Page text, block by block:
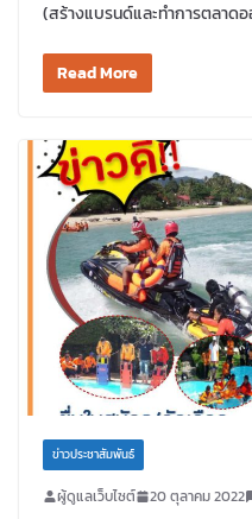
(สร้างแบรนด์และทำการตลาดอ
Read More
ข่าวประชาสัมพันธ์
ผู้ดูแลเว็บไซต์ 20 ตุลาคม 2022